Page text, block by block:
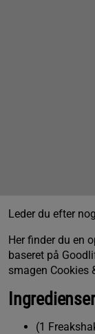
Leder du efter
Her finder du en
baseret på
smagen Cookies
(1